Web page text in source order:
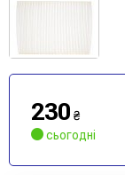
230 ₴
сьогодні